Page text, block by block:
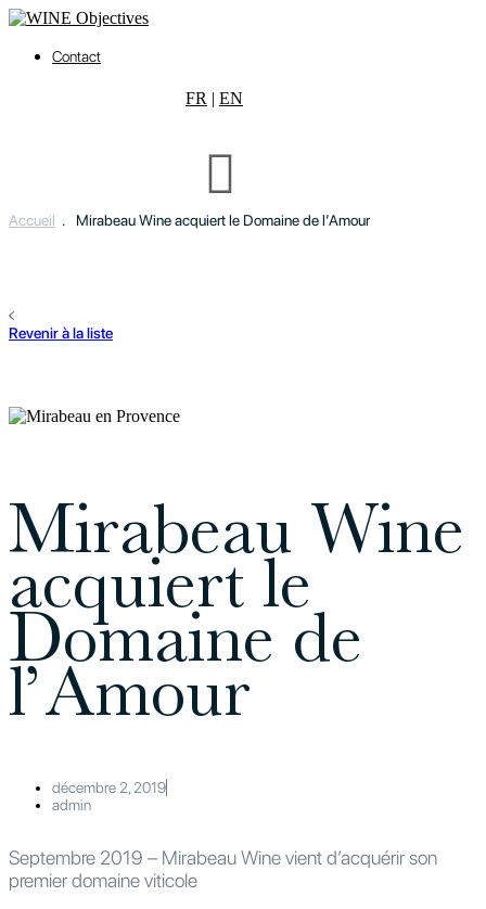
Contact
FR | EN
Accueil . Mirabeau Wine acquiert le Domaine de l’Amour
Revenir à la liste
Mirabeau Wine
acquiert le
Domaine de
l’Amour
décembre 2, 2019
admin
Septembre 2019 – Mirabeau Wine vient d’acquérir son
premier domaine viticole